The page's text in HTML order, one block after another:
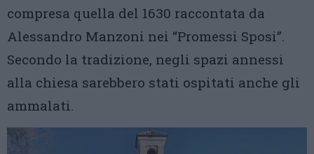
compresa quella del 1630 raccontata da
Alessandro Manzoni nei “Promessi Sposi”.
Secondo la tradizione, negli spazi annessi
alla chiesa sarebbero stati ospitati anche gli
ammalati.